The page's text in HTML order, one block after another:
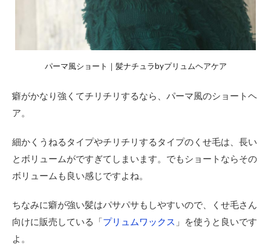
パーマ風ショート｜髪ナチュラbyプリュムヘアケア
癖がかなり強くてチリチリするなら、パーマ風のショートヘ
ア。
細かくうねるタイプやチリチリするタイプのくせ毛は、長い
とボリュームがですぎてしまいます。でもショートならその
ボリュームも良い感じですよね。
ちなみに癖が強い髪はパサパサもしやすいので、くせ毛さん
向けに販売している「プリュムワックス 」を使うと良いです
よ。